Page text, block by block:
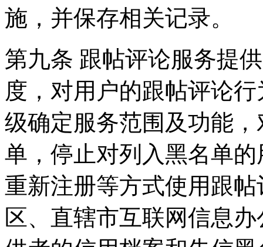
施，并保存相关记录。
第九条 跟帖评论服务提
度，对用户的跟帖评论
级确定服务范围及功能
单，停止对列入黑名单
重新注册等方式使用跟
区、直辖市互联网信息